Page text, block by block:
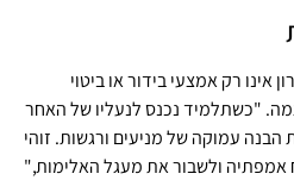
אינו רק אמצעי בידור או ביטוי
"כשתלמיד נכנס לנעליו של האחר
עמוקה של מניעים ורגשות. זוהי
ולשבור את מעגל האלימות,"